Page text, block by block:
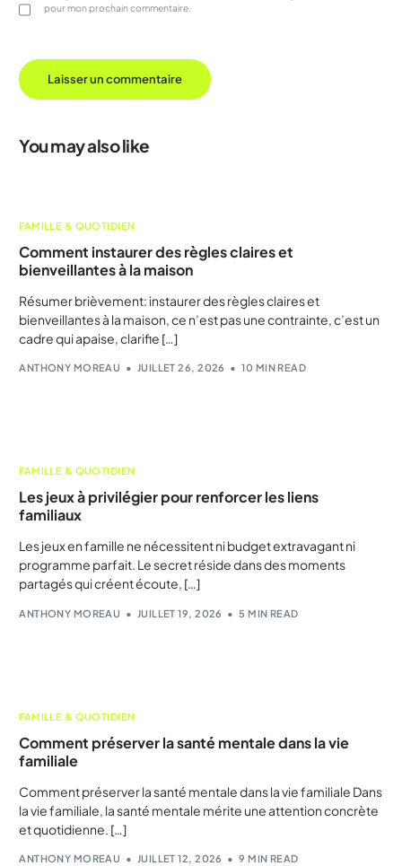
pour mon prochain commentaire.
You may also like
FAMILLE & QUOTIDIEN
Comment instaurer des règles claires et
bienveillantes à la maison
Résumer brièvement: instaurer des règles claires et
bienveillantes à la maison, ce n’est pas une contrainte, c’est un
cadre qui apaise, clarifie […]
ANTHONY MOREAU JUILLET 26, 2026 10 MIN READ
FAMILLE & QUOTIDIEN
Les jeux à privilégier pour renforcer les liens
familiaux
Les jeux en famille ne nécessitent ni budget extravagant ni
programme parfait. Le secret réside dans des moments
partagés qui créent écoute, […]
ANTHONY MOREAU JUILLET 19, 2026 5 MIN READ
FAMILLE & QUOTIDIEN
Comment préserver la santé mentale dans la vie
familiale
Comment préserver la santé mentale dans la vie familiale Dans
la vie familiale, la santé mentale mérite une attention concrète
et quotidienne. […]
ANTHONY MOREAU JUILLET 12, 2026 9 MIN READ